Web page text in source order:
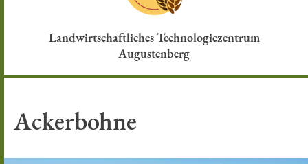
Landwirtschaftliches Technologiezentrum
Augustenberg
Ackerbohne